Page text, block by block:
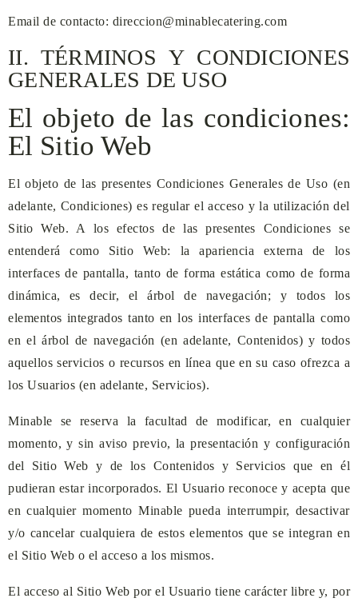
Email de contacto: direccion@minablecatering.com
II. TÉRMINOS Y CONDICIONES
GENERALES DE USO
El objeto de las condiciones:
El Sitio Web
El objeto de las presentes Condiciones Generales de Uso (en
adelante, Condiciones) es regular el acceso y la utilización del
Sitio Web. A los efectos de las presentes Condiciones se
entenderá como Sitio Web: la apariencia externa de los
interfaces de pantalla, tanto de forma estática como de forma
dinámica, es decir, el árbol de navegación; y todos los
elementos integrados tanto en los interfaces de pantalla como
en el árbol de navegación (en adelante, Contenidos) y todos
aquellos servicios o recursos en línea que en su caso ofrezca a
los Usuarios (en adelante, Servicios).
Minable se reserva la facultad de modificar, en cualquier
momento, y sin aviso previo, la presentación y configuración
del Sitio Web y de los Contenidos y Servicios que en él
pudieran estar incorporados. El Usuario reconoce y acepta que
en cualquier momento Minable pueda interrumpir, desactivar
y/o cancelar cualquiera de estos elementos que se integran en
el Sitio Web o el acceso a los mismos.
El acceso al Sitio Web por el Usuario tiene carácter libre y, por